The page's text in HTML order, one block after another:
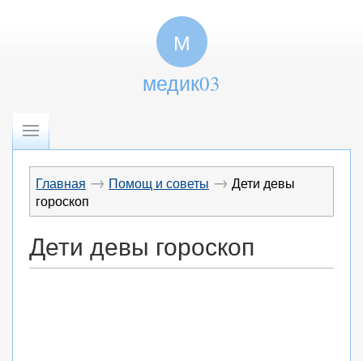
М
медик03
Главная → Помощ и советы → Дети девы
гороскоп
Дети девы гороскоп